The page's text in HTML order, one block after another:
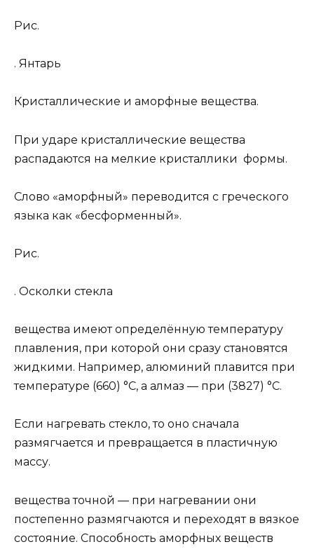
Рис.
. Янтарь
Кристаллические и аморфные вещества.
При ударе кристаллические вещества
распадаются на мелкие кристаллики формы.
Слово «аморфный» переводится с греческого
языка как «бесформенный».
Рис.
. Осколки стекла
вещества имеют определённую температуру
плавления, при которой они сразу становятся
жидкими. Например, алюминий плавится при
температуре (660) °С, а алмаз — при (3827) °С.
Если нагревать стекло, то оно сначала
размягчается и превращается в пластичную
массу.
вещества точной — при нагревании они
постепенно размягчаются и переходят в вязкое
состояние. Способность аморфных веществ